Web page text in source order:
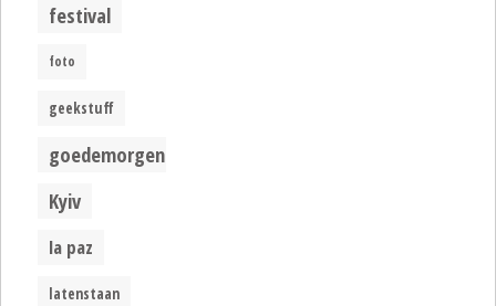
festival
foto
geekstuff
goedemorgen
Kyiv
la paz
latenstaan